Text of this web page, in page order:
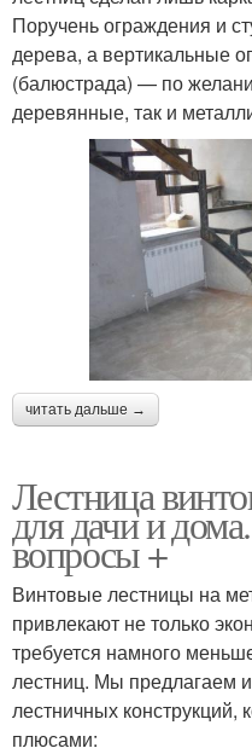
Поручень ограждения и
дерева, а вертикальные
(балюстрада) — по
деревянные, так и
читать дальше →
Лестница
для дачи и
вопросы +
Винтовые лестницы на
привлекают не только
требуется намного
лестниц. Мы предлагаем
лестничных конструкций,
плюсами: